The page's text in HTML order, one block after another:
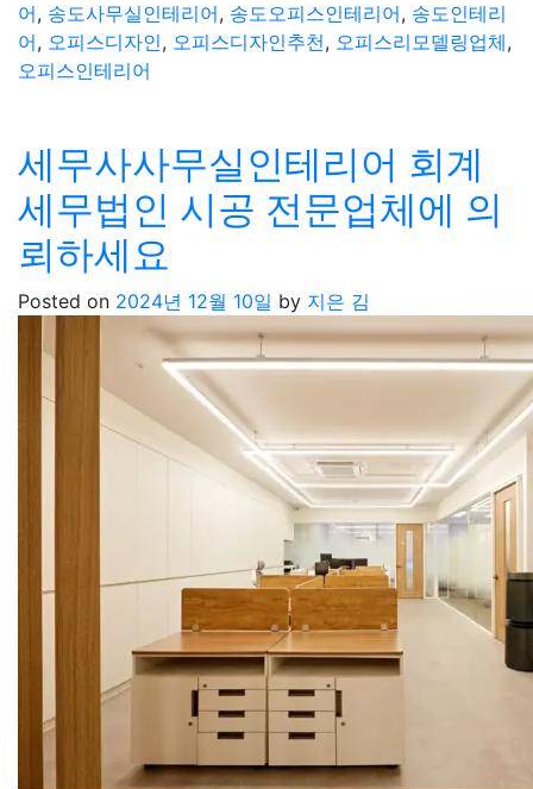
어, 송도사무실인테리어, 송도오피스인테리어, 송도인테리
어, 오피스디자인, 오피스디자인추천, 오피스리모델링업체,
오피스인테리어
세무사사무실인테리어 회계
세무법인 시공 전문업체에 의
뢰하세요
Posted on 2024년 12월 10일 by 지은 김